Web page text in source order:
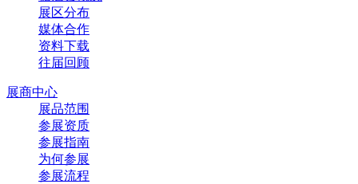
展区分布
媒体合作
资料下载
往届回顾
展商中心
展品范围
参展资质
参展指南
为何参展
参展流程